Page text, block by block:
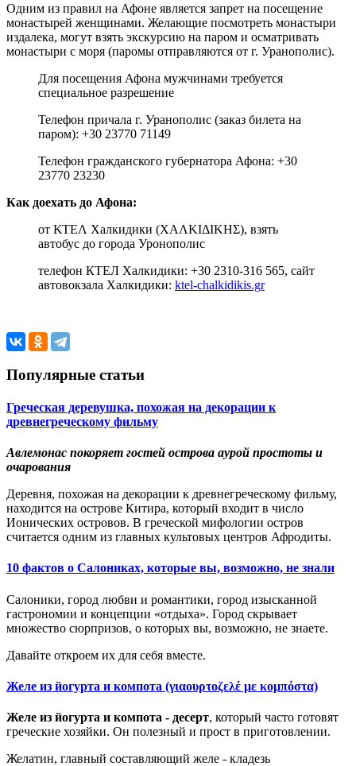
Одним из правил на Афоне является запрет на посещение
монастырей женщинами. Желающие посмотреть монастыри
издалека, могут взять экскурсию на паром и осматривать
монастыри с моря (паромы отправляются от г. Уранополис).
Для посещения Афона мужчинами требуется
специальное разрешение
Телефон причала г. Уранополис (заказ билета на
паром): +30 23770 71149
Телефон гражданского губернатора Афона: +30
23770 23230
Как доехать до Афона:
от ΚΤΕΛ Халкидики (ΧΑΛΚΙΔΙΚΗΣ), взять
автобус до города Уронополис
телефон КТЕЛ Халкидики: +30 2310-316 565, сайт
автовокзала Халкидики: ktel-chalkidikis.gr
Популярные статьи
Греческая деревушка, похожая на декорации к
древнегреческому фильму
Авлемонас покоряет гостей острова аурой простоты и
очарования
Деревня, похожая на декорации к древнегреческому фильму,
находится на острове Китира, который входит в число
Ионических островов. В греческой мифологии остров
считается одним из главных культовых центров Афродиты.
10 фактов о Салониках, которые вы, возможно, не знали
Салоники, город любви и романтики, город изысканной
гастрономии и концепции «отдыха». Город скрывает
множество сюрпризов, о которых вы, возможно, не знаете.
Давайте откроем их для себя вместе.
Желе из йогурта и компота (γιαουρτοζελέ με κομπόστα)
Желе из йогурта и компота - десерт, который часто готовят
греческие хозяйки. Он полезный и прост в приготовлении.
Желатин, главный составляющий желе - кладезь